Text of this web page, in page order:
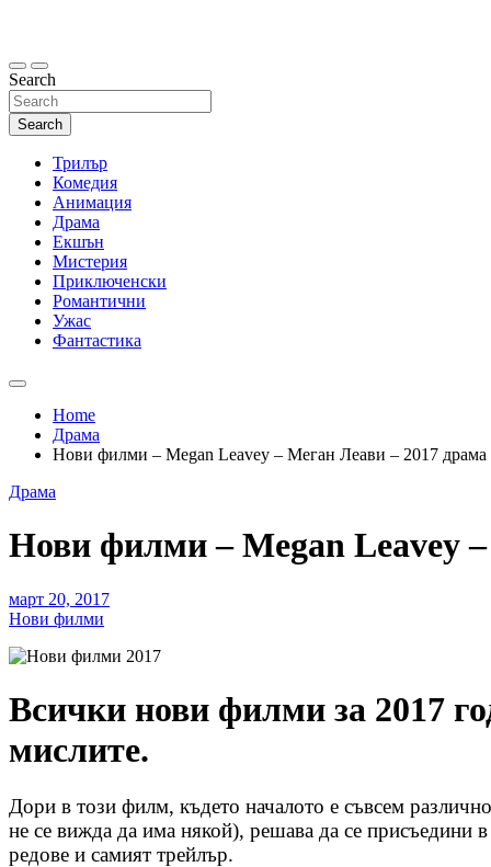
Search
Search
Трилър
Комедия
Анимация
Драма
Екшън
Мистерия
Приключенски
Романтични
Ужас
Фантастика
Home
Драма
Нови филми – Megan Leavey – Меган Леави – 2017 драма
Драма
Нови филми – Megan Leavey
март 20, 2017
Нови филми
Всички нови филми за 2017
мислите.
Дори в този филм, където началото е съвсем
не се вижда да има някой), решава да се присъедини
редове и самият трейлър.